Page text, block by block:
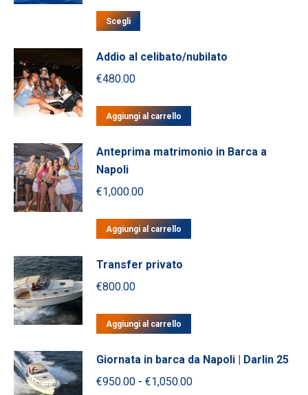
opzioni
scelte
del
prodotto
€950.00
Scegli
Questo
prodotto
ha
Le
opzioni
essere
nella
del
prodotto
Addio al celibato/nubilato
€480.00
Aggiungi al carrello
Anteprima matrimonio in Barca a
Napoli
€1,000.00
Aggiungi al carrello
Transfer privato
€800.00
Aggiungi al carrello
Giornata in barca da Napoli | Darlin 25
€950.00 - €1,050.00Fascia